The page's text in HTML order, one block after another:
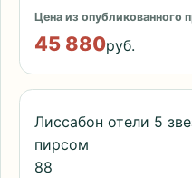
Цена из опубликованного
45 880руб.
Лиссабон отели 5
пирсом
88